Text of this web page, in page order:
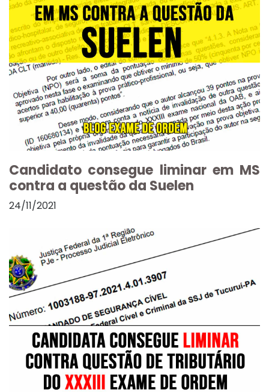
Candidato consegue liminar em MS
contra a questão da Suelen
24/11/2021